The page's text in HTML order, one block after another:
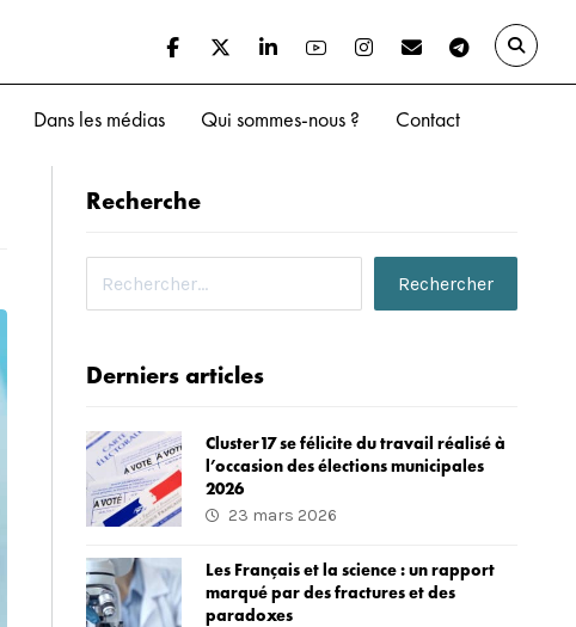
Dans les médias Qui sommes-nous ? Contact
Recherche
Derniers articles
Cluster17 se félicite du travail réalisé à
l’occasion des élections municipales
2026
23 mars 2026
Les Français et la science : un rapport
marqué par des fractures et des
paradoxes